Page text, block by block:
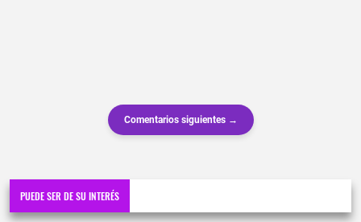
Comentarios siguientes →
PUEDE SER DE SU INTERÉS